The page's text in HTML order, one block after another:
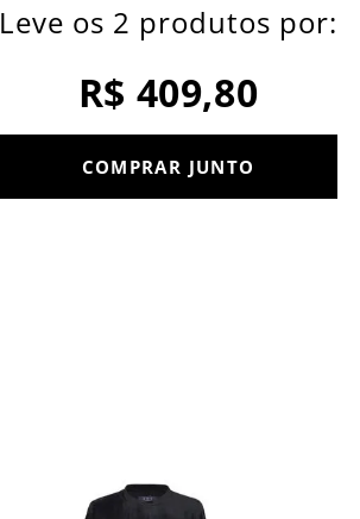
Leve os 2 produtos por:
R$ 409,80
COMPRAR JUNTO